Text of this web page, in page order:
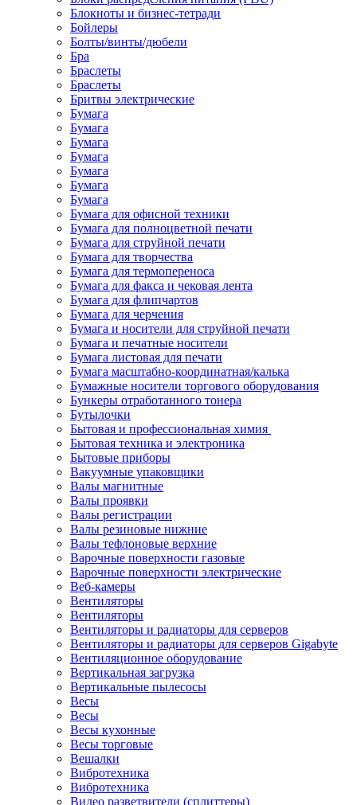
Блокноты и бизнес-тетради
Бойлеры
Болты/винты/дюбели
Бра
Браслеты
Браслеты
Бритвы электрические
Бумага
Бумага
Бумага
Бумага
Бумага
Бумага
Бумага
Бумага для офисной техники
Бумага для полноцветной печати
Бумага для струйной печати
Бумага для творчества
Бумага для термопереноса
Бумага для факса и чековая лента
Бумага для флипчартов
Бумага для черчения
Бумага и носители для струйной печати
Бумага и печатные носители
Бумага листовая для печати
Бумага масштабно-координатная/калька
Бумажные носители торгового оборудования
Бункеры отработанного тонера
Бутылочки
Бытовая и профессиональная химия
Бытовая техника и электроника
Бытовые приборы
Вакуумные упаковщики
Валы магнитные
Валы проявки
Валы регистрации
Валы резиновые нижние
Валы тефлоновые верхние
Варочные поверхности газовые
Варочные поверхности электрические
Веб-камеры
Вентиляторы
Вентиляторы
Вентиляторы и радиаторы для серверов
Вентиляторы и радиаторы для серверов Gigabyte
Вентиляционное оборудование
Вертикальная загрузка
Вертикальные пылесосы
Весы
Весы
Весы кухонные
Весы торговые
Вешалки
Вибротехника
Вибротехника
Видео разветвители (сплиттеры)